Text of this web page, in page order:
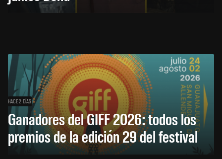
HACE 2 DÍAS
Ganadores del GIFF 2026: todos los
premios de la edición 29 del festival